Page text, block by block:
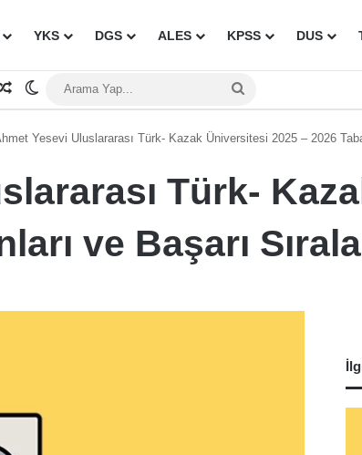
YKS DGS ALES KPSS DUS
Rastgele Makale
Dış görünümü değiştir
Yesevi Uluslararası Türk- Kazak Üniversitesi 2025 – 2026
Türk-
ve Başarı